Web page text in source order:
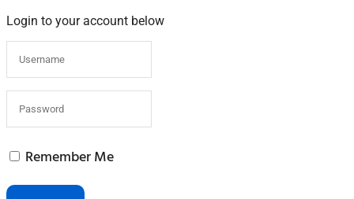
Login to your account below
Remember Me